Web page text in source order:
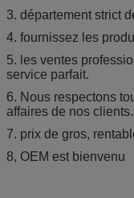
3. département strict
4. fournissez les
5. les ventes
service parfait.
6. Nous respectons
affaires de nos clients.
7. prix de gros,
8, OEM est bienvenu